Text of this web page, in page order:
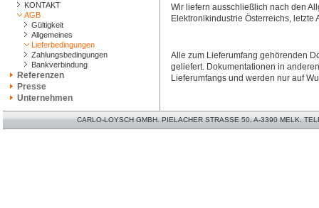
KONTAKT
AGB
Gültigkeit
Allgemeines
Lieferbedingungen
Zahlungsbedingungen
Bankverbindung
Referenzen
Presse
Unternehmen
Wir liefern ausschließlich nach den
Elektronikindustrie Österreichs, letzte
Alle zum Lieferumfang gehörenden
geliefert. Dokumentationen in
Lieferumfangs und werden nur auf
CARLO-LOYSCH GMBH. PIELACHER STRASSE 50, A-3390 MELK.